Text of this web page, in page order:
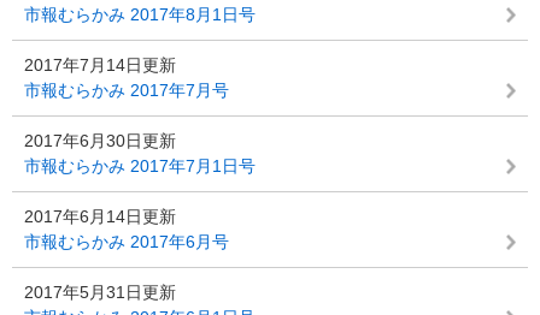
市報むらかみ 2017年8月1日号
2017年7月14日更新
市報むらかみ 2017年7月号
2017年6月30日更新
市報むらかみ 2017年7月1日号
2017年6月14日更新
市報むらかみ 2017年6月号
2017年5月31日更新